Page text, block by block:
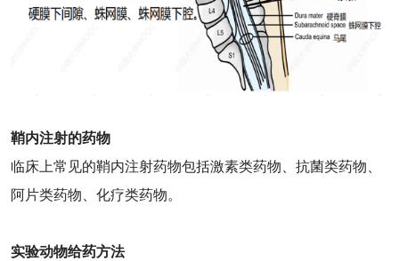
鞘内注射的药物
临床上常见的鞘内注射药物包括激素类药物、抗菌类药物、
阿片类药物、化疗类药物。
实验动物给药方法